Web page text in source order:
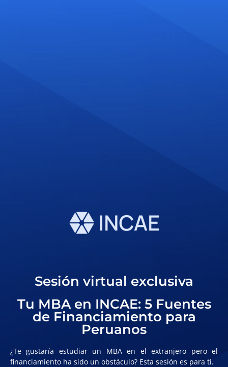
Sesión virtual exclusiva
Tu MBA en INCAE: 5 Fuentes
de Financiamiento para
Peruanos
¿Te gustaría estudiar un MBA en el extranjero pero el
financiamiento ha sido un obstáculo? Esta sesión es para ti.